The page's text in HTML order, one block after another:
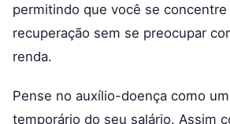
permitindo que você se concentre
recuperação sem se preocupar
renda.
Pense no auxílio-doença como
temporário do seu salário. Assim